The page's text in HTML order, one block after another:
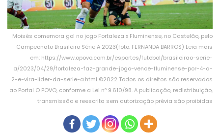
Moisés comemora gol no jogo Fortaleza x Fluminense, no Castelão, pelo
Campeonato Brasileiro Série A 2023(foto: FERNANDA BARROS) Leia mais
em: https://www.opovo.com.br/esportes/futebol/brasileirao-serie-
a/2023/04/29/fortaleza-faz-grande-jogo-vence-fluminense-por-4-a-
2-e-vira-lider-da-serie-a.html ©2022 Todos os direitos são reservados
ao Portal O POVO, conforme a Lei nº 9.610/98. A publicação, redistribuição,
transmissão e reescrita sem autorização prévia são proibidas